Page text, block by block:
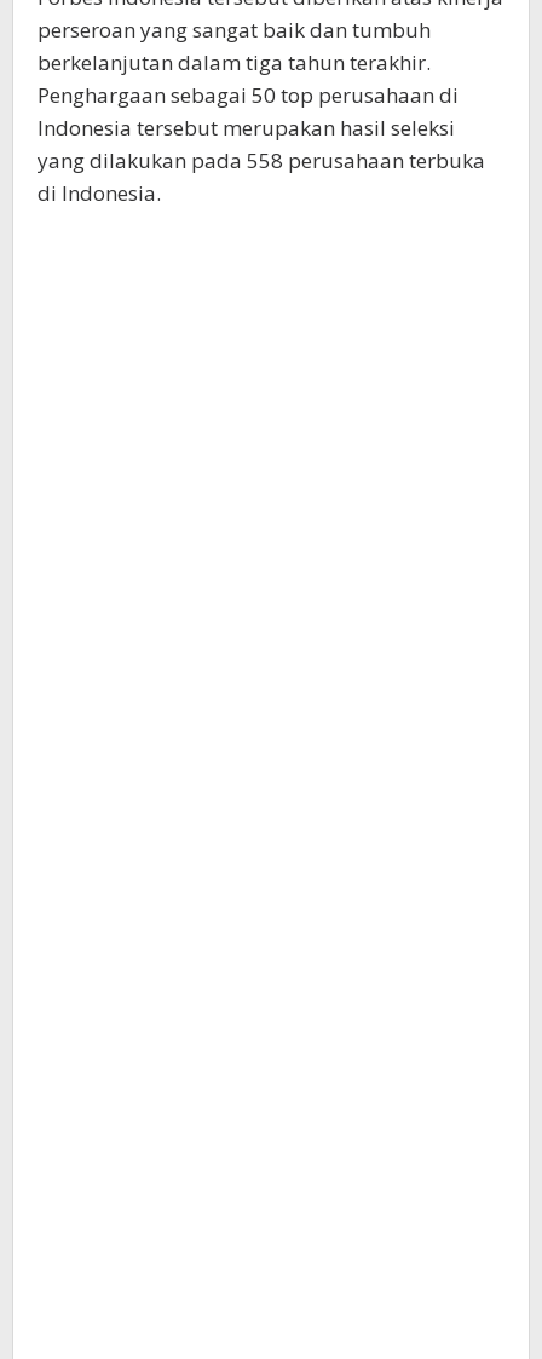
perseroan yang sangat baik dan tumbuh
berkelanjutan dalam tiga tahun terakhir.
Penghargaan sebagai 50 top perusahaan di
Indonesia tersebut merupakan hasil seleksi
yang dilakukan pada 558 perusahaan terbuka
di Indonesia.